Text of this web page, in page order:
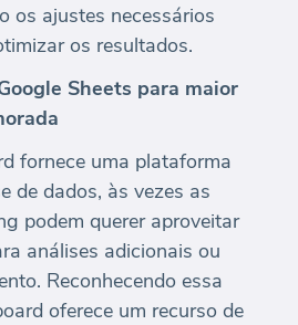
os ajustes necessários
os resultados.
Sheets para maior
fornece uma plataforma
de dados, às vezes as
podem querer aproveitar
análises adicionais ou
Reconhecendo essa
oferece um recurso de